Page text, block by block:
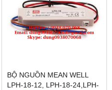
BỘ NGUỒN MEAN WELL
LPH-18-12, LPH-18-24,LPH-